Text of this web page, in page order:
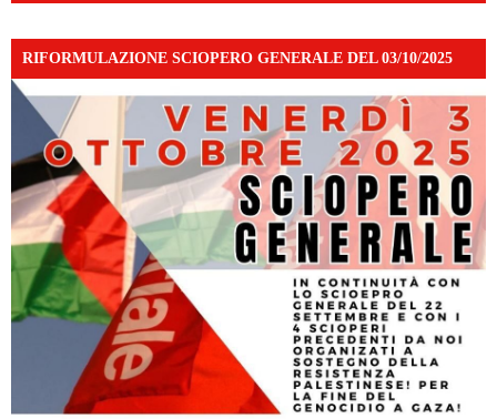
RIFORMULAZIONE SCIOPERO GENERALE DEL 03/10/2025